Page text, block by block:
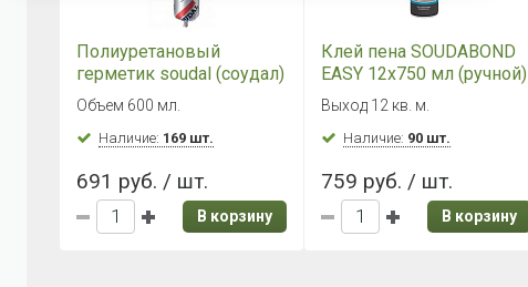
Полиуретановый
герметик soudal (соудал)
Соудафлекс 40 ФС
серый (600мл)
Объем 600 мл.
Наличие: 169 шт.
691 руб. / шт.
В корзину
Клей пена SOUDABOND
EASY 12х750 мл (ручной)
Выход 12 кв. м.
Наличие: 90 шт.
759 руб. / шт.
В корзину